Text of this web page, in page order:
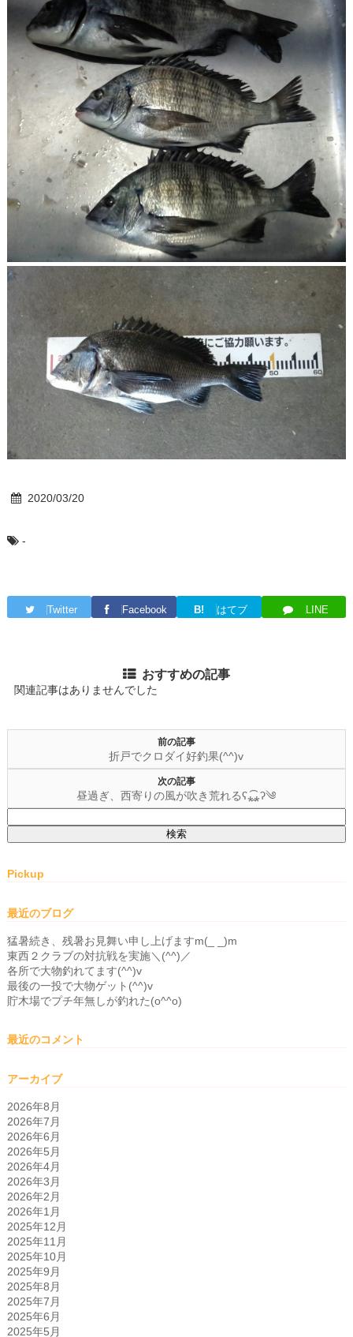
2020/03/20
-
Twitter Facebook B! はてブ LINE
おすすめの記事
関連記事はありませんでした
前の記事
折戸でクロダイ好釣果(^^)v
次の記事
昼過ぎ、西寄りの風が吹き荒れるʕ⁎̯͡⁎ʔ༄
索:
Pickup
最近のブログ
猛暑続き、残暑お見舞い申し上げますm(_ _)m
東西２クラブの対抗戦を実施＼(^^)／
各所で大物釣れてます(^^)v
最後の一投で大物ゲット(^^)v
貯木場でプチ年無しが釣れた(o^^o)
最近のコメント
アーカイブ
2026年8月
2026年7月
2026年6月
2026年5月
2026年4月
2026年3月
2026年2月
2026年1月
2025年12月
2025年11月
2025年10月
2025年9月
2025年8月
2025年7月
2025年6月
2025年5月